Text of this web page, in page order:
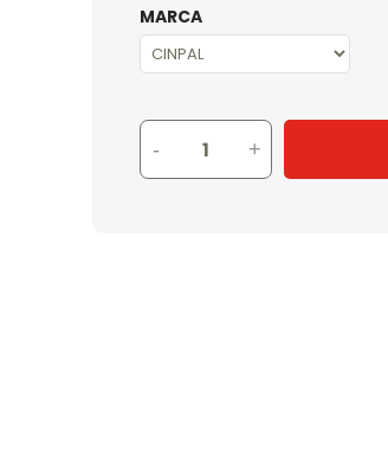
MARCA
- +